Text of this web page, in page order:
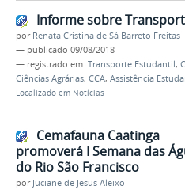
Informe sobre
por Renata Cristina de Sá Barreto Freitas
— publicado 09/08/2018
— registrado em: Transporte Estudantil,
Ciências Agrárias, CCA, Assistência
Localizado em Notícias
Cemafauna Caatinga
promoverá I Semana das
do Rio São Francisco
por Juciane de Jesus Aleixo